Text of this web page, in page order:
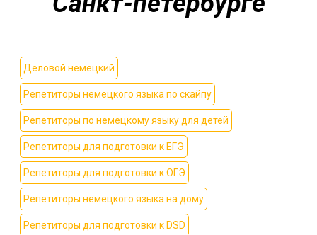
Деловой немецкий
Репетиторы немецкого языка по скайпу
Репетиторы по немецкому языку для детей
Репетиторы для подготовки к ЕГЭ
Репетиторы для подготовки к ОГЭ
Репетиторы немецкого языка на дому
Репетиторы для подготовки к DSD